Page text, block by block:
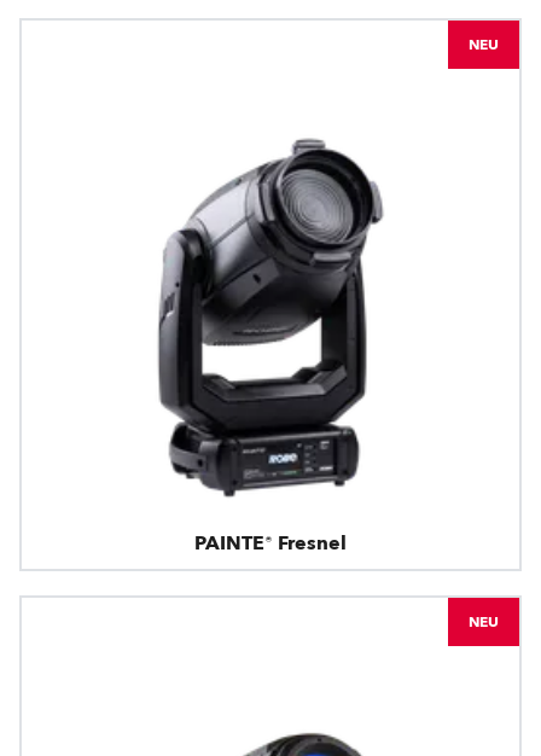
PAINTE® Fresnel
NEU
NEU